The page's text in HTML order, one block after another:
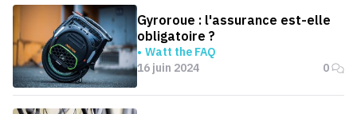
Gyroroue : l'assurance est-elle
obligatoire ?
Watt the FAQ
16 juin 2024
0